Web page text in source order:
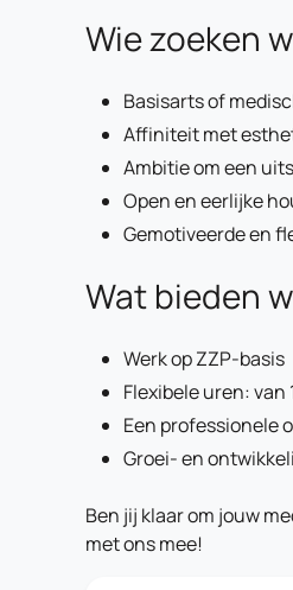
Wie zoeken
Basisarts of
Affiniteit met
Ambitie om een
Open en eerlijke
Gemotiveerde en
Wat bieden
Werk op ZZP-basis
Flexibele uren:
Een professionele
Groei- en
Ben jij klaar om jouw
met ons mee!